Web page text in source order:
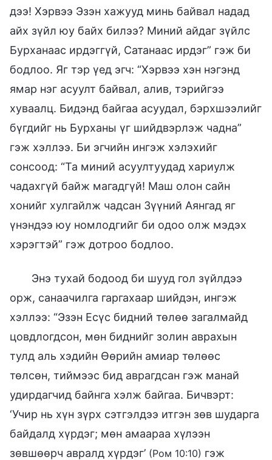
дээ! Хэрвээ Эзэн хажууд минь байвал надад
айх зүйл юу байх билээ? Миний айдаг зүйлс
Бурханаас ирдэггүй, Сатанаас ирдэг” гэж би
бодлоо. Яг тэр үед эгч: “Хэрвээ хэн нэгэнд
ямар нэг асуулт байвал, алив, тэрийгээ
хуваалц. Бидэнд байгаа асуудал, бэрхшээлийг
бүгдийг нь Бурханы үг шийдвэрлэж чадна”
гэж хэллээ. Би эгчийн ингэж хэлэхийг
сонсоод: “Та миний асуултуудад хариулж
чадахгүй байж магадгүй! Маш олон сайн
хонийг хулгайлж чадсан Зүүний Аянгад яг
үнэндээ юу номлодгийг би одоо олж мэдэх
хэрэгтэй” гэж дотроо бодлоо.
Энэ тухай бодоод би шууд гол зүйлдээ
орж, санаачилга гаргахаар шийдэн, ингэж
хэллээ: “Эзэн Есүс бидний төлөө загалмайд
цовдлогдсон, мөн биднийг золин аврахын
тулд аль хэдийн Өөрийн амиар төлөөс
төлсөн, тиймээс бид аврагдсан гэж манай
удирдагчид байнга хэлж байгаа. Бичвэрт:
‘Учир нь хүн зүрх сэтгэлдээ итгэн зөв шударга
байдалд хүрдэг; мөн амаараа хүлээн
зөвшөөрч авралд хүрдэг’ (Ром 10:10) гэж